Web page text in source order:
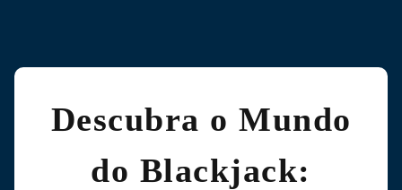
Descubra o Mundo
do Blackjack: